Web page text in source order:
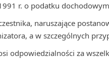
r. o podatku
naruszające
a w szczególnych
odpowiedzialności za